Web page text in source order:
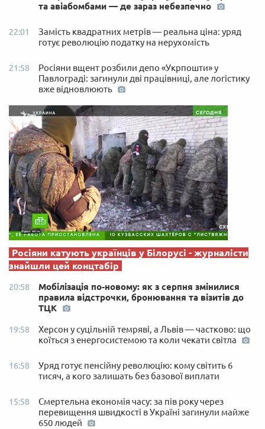
та авіабомбами — де зараз небезпечно
22:01
Замість квадратних метрів — реальна ціна: уряд
готує революцію податку на нерухомість
21:58
Росіяни вщент розбили депо «Укрпошти» у
Павлограді: загинули дві працівниці, але логістику
вже відновлюють
Росіяни катують українців у Білорусі - журналісти
знайшли цей концтабір
20:58
Мобілізація по-новому: як з серпня змінилися
правила відстрочки, бронювання та візитів до
ТЦК
19:58
Херсон у суцільній темряві, а Львів — частково: що
коїться з енергосистемою та коли чекати світла
16:58
Уряд готує пенсійну революцію: кому світить 6
тисяч, а кого залишать без базової виплати
15:58
Смертельна економія часу: за пів року через
перевищення швидкості в Україні загинули майже
650 людей